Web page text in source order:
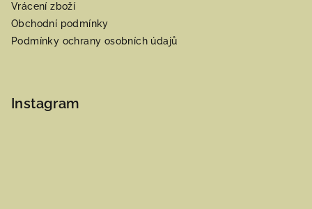
Vrácení zboží
Obchodní podmínky
Podmínky ochrany osobních údajů
Instagram